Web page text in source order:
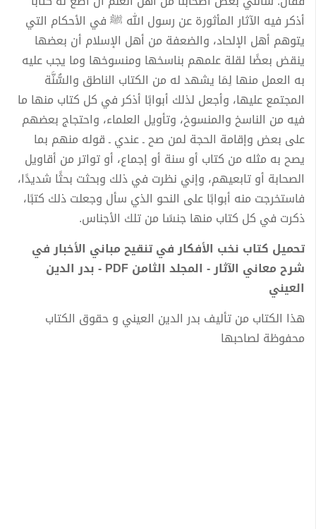
أذكر فيه الآثار المأثورة عن رسول الله ﷺ في الأحكام التي
يتوهم أهل الإلحاد، والضعفة من أهل الإسلام أن بعضها
ينقض بعضًا لقلة علمهم بناسخها ومنسوخها وما يجب عليه
به العمل منها لِمَا يشهد له من الكتاب الناطق والسُّنَّة
المجتمع عليها، وأجعل لذلك أبوابًا أذكر في كل كتاب منها ما
فيه من الناسخ والمنسوخ، وتأويل العلماء، واحتجاج بعضهم
على بعض وإقامة الحجة لمن صح ـ عندي ـ قوله منهم بما
يصح به مثله من كتاب أو سنة أو إجماع، أو تواتر من أقاويل
الصحابة أو تابعيهم، وإني نظرت في ذلك وبحثت بحثًا شديدًا،
فاستخرجت منه أبوابًا على النحو الذي سأل وجعلت ذلك كتبًا،
ذكرت في كل كتاب منها جنسًا من تلك الأجناس.
تحميل كتاب نخب الأفكار في تنقيح مباني الأخبار في
شرح معاني الآثار - المجلد الثامن PDF - بدر الدين
العيني
هذا الكتاب من تأليف بدر الدين العيني و حقوق الكتاب
محفوظة لصاحبها